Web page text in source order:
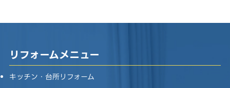
リフォームメニュー
キッチン・台所リフォーム